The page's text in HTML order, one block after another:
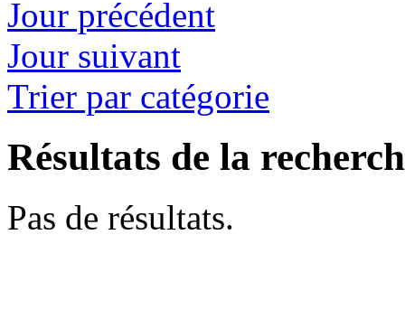
Jour précédent
Jour suivant
Trier par catégorie
Résultats de la
Pas de résultats.